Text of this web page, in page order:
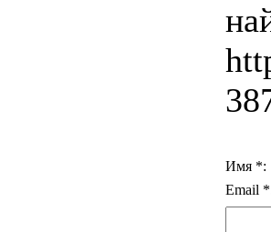
Имя *:
Email